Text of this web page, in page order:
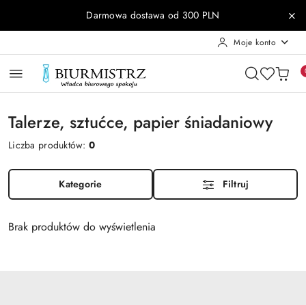
Przejdź do treści głównej
Przejdź do wyszukiwarki
Przejdź do moje konto
Przejdź do menu głównego
Przejdź do stopkiDarmowa dostawa od 300 PLN
Moje konto
Talerze, sztućce, papier śniadaniowy
Liczba produktów:0
Kategorie Filtruj
Brak produktów do wyświetlenia